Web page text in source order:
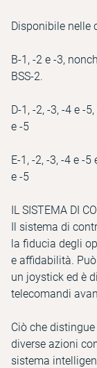
Disponibile nelle
B-1, -2 e -3,
BSS-2.
D-1, -2, -3, -4 e -
e -5
E-1, -2, -3, -4 e -
e -5
IL SISTEMA DI
Il sistema di
la fiducia degli
e affidabilità.
un joystick ed è
telecomandi
Ciò che
diverse azioni
sistema